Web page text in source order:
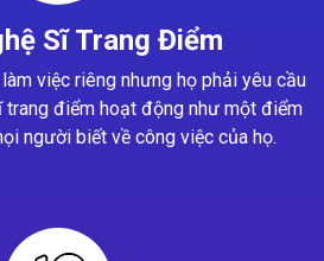
Sĩ Trang Điểm
việc riêng nhưng họ phải yêu cầu
điểm hoạt động như một điểm
người biết về công việc của họ.